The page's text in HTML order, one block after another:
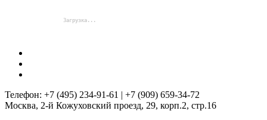
Телефон: +7 (495) 234-91-61 | +7 (909) 659-34-72
Москва, 2-й Кожуховский проезд, 29, корп.2, стр.16